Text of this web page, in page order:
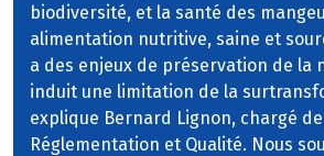
biodiversité, et la santé des
alimentation nutritive, saine et
a des enjeux de préservation de la
induit une limitation de la
explique Bernard Lignon, chargé
Réglementation et Qualité. Nous